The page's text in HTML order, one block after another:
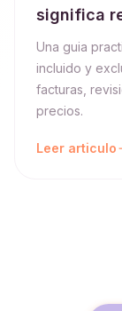
significa
Una guia
incluido y
facturas,
precios.
Leer articulo